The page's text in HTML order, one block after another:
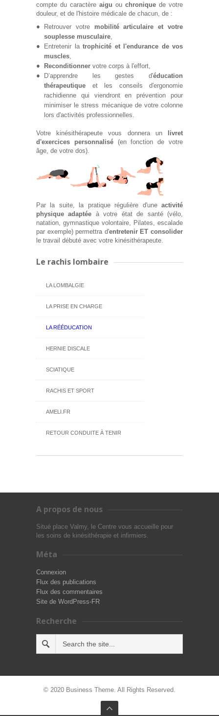
compte du caractère aigu ou chronique de votre
douleur, et de l'histoire médicale de chacun, de :
Retrouver votre mobilité articulaire et votre
souplesse musculaire,
Entretenir la trophicité et l'endurance de vos
muscles,
Reconditionner votre corps à l'effort,
D’apprendre les gestes d'éducation
thérapeutique et les conseils d'ergonomie
rachidienne qui viendront en prévention pour
minimiser le stress mécanique de votre colonne
lors d'activités professionnelles.
Votre kinésithérapeute vous donnera un
livret
d'exercices personnalisé(en fonction de votre
âge, de votre dos).
Par la suite, la pratique régulière d'une activité
physique adaptée à votre état de santé (vélo,
natation, gymnastique volontaire, Pilates, escalade
par exemple) permettra d'entretenir ET consolider
le travail débuté avec votre kinésithérapeute.
Le rachis lombaire
LA LOMBALGIE
LA PRISE EN CHARGE
LA RÉÉDUCATION
HERNIE DISCALE
SCIATIQUE
RACHIS ET SPORT
AMELI.FR
RETOUR CONDUITE À TENIR
A propos de nous
Situé place Valmy, le Centre vous accueille pour
les soins de kinésithérapie et infirmiers.
Méta
Connexion
Flux des publications
Flux des commentaires
Site de WordPress-FR
Recherche
© 2020 Business Theme. All Rights Reserved.